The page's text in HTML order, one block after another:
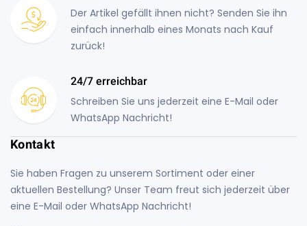
Der Artikel gefällt ihnen nicht? Senden Sie ihn
einfach innerhalb eines Monats nach Kauf
zurück!
24/7 erreichbar
Schreiben Sie uns jederzeit eine E-Mail oder
WhatsApp Nachricht!
Kontakt
Sie haben Fragen zu unserem Sortiment oder einer
aktuellen Bestellung? Unser Team freut sich jederzeit über
eine E-Mail oder WhatsApp Nachricht!